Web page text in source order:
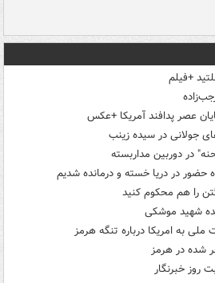
+فیلم
جولانی در سیده زینب
را هم محکوم کنید
شهید موشکی
به امریکا درباره تنگه هرمز
شده در هرمز
روز خبرنگار